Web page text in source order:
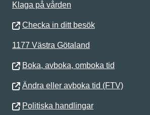
Klaga på vården
Checka in ditt besök
1177 Västra Götaland
Boka, avboka, omboka tid
Ändra eller avboka tid (FTV)
Politiska handlingar